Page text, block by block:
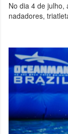
No dia 4 de julho,
nadadores,